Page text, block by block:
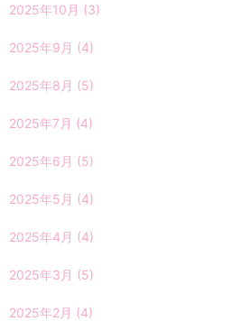
2025年10月 (3)
2025年9月 (4)
2025年8月 (5)
2025年7月 (4)
2025年6月 (5)
2025年5月 (4)
2025年4月 (4)
2025年3月 (5)
2025年2月 (4)